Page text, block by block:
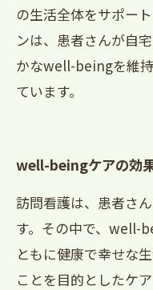
の生活全体をサポー
ンは、患者さんが自
かなwell-beingを維
ています。
well-beingケアの効
訪問看護は、患者さ
す。その中で、well-
ともに健康で幸せな
ことを目的としたケ